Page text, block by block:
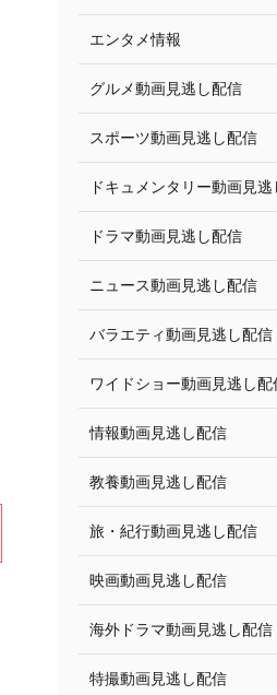
エンタメ情報
グルメ動画見逃し配信
スポーツ動画見逃し配信
ドキュメンタリー動画見
ドラマ動画見逃し配信
ニュース動画見逃し配信
バラエティ動画見逃し配信
ワイドショー動画見逃し配
情報動画見逃し配信
教養動画見逃し配信
旅・紀行動画見逃し配信
映画動画見逃し配信
海外ドラマ動画見逃し配信
特撮動画見逃し配信